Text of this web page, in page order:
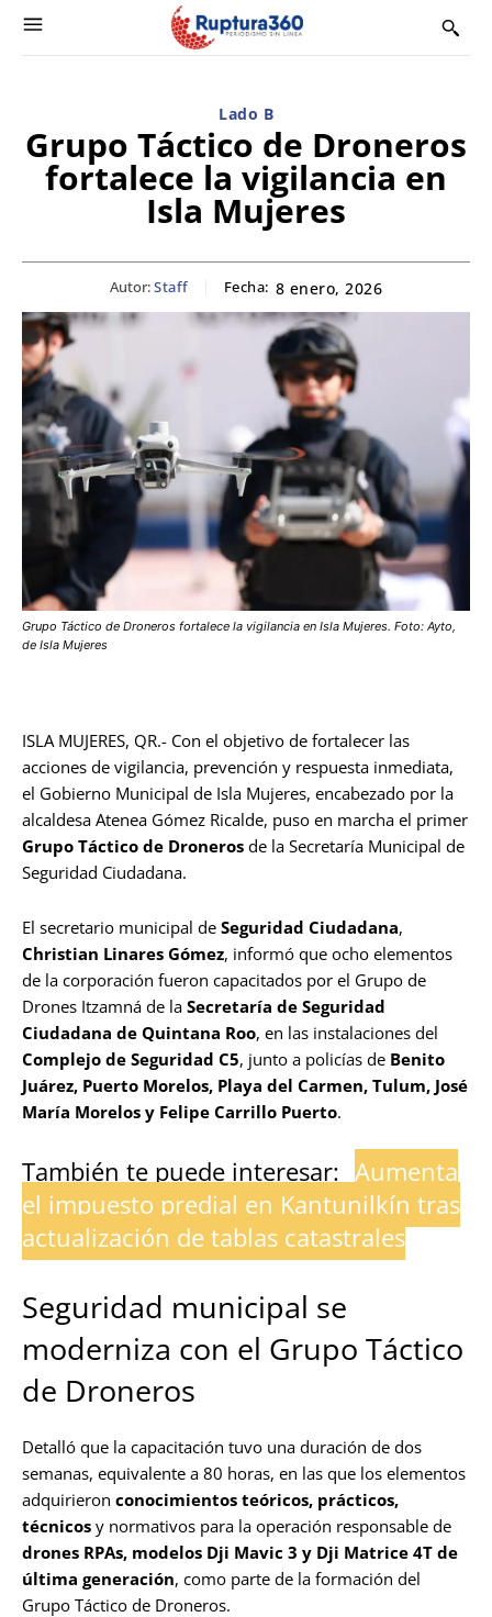
Lado B
Grupo Táctico de Droneros
fortalece la vigilancia en
Isla Mujeres
Autor:Staff Fecha: 8 enero, 2026
Grupo Táctico de Droneros fortalece la vigilancia en Isla Mujeres. Foto: Ayto,
de Isla Mujeres
ISLA MUJERES, QR.- Con el objetivo de fortalecer las
acciones de vigilancia, prevención y respuesta inmediata,
el Gobierno Municipal de Isla Mujeres, encabezado por la
alcaldesa Atenea Gómez Ricalde, puso en marcha el primer
Grupo Táctico de Droneros de la Secretaría Municipal de
Seguridad Ciudadana.
El secretario municipal de Seguridad Ciudadana,
Christian Linares Gómez, informó que ocho elementos
de la corporación fueron capacitados por el Grupo de
Drones Itzamná de la Secretaría de Seguridad
Ciudadana de Quintana Roo, en las instalaciones del
Complejo de Seguridad C5, junto a policías de Benito
Juárez, Puerto Morelos, Playa del Carmen, Tulum, José
María Morelos y Felipe Carrillo Puerto.
También te puede interesar: Aumenta
el impuesto predial en Kantunilkín tras
actualización de tablas catastrales
Seguridad municipal se
moderniza con el Grupo Táctico
de Droneros
Detalló que la capacitación tuvo una duración de dos
semanas, equivalente a 80 horas, en las que los elementos
adquirieron conocimientos teóricos, prácticos,
técnicos y normativos para la operación responsable de
drones RPAs, modelos Dji Mavic 3 y Dji Matrice 4T de
última generación, como parte de la formación del
Grupo Táctico de Droneros.